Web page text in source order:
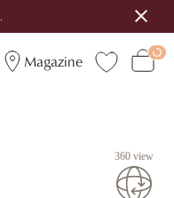
Magazine
360 view